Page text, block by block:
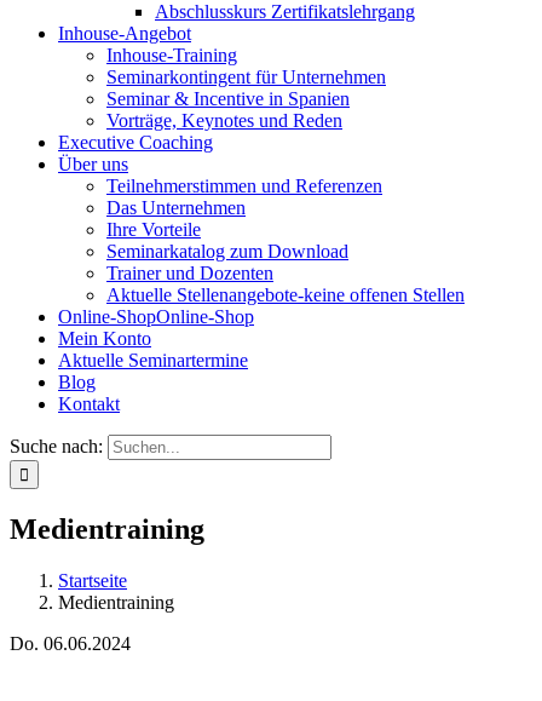
Abschlusskurs Zertifikatslehrgang
Inhouse-Angebot
Inhouse-Training
Seminarkontingent für Unternehmen
Seminar & Incentive in Spanien
Vorträge, Keynotes und Reden
Executive Coaching
Über uns
Teilnehmerstimmen und Referenzen
Das Unternehmen
Ihre Vorteile
Seminarkatalog zum Download
Trainer und Dozenten
Aktuelle Stellenangebote-keine offenen Stellen
Online-ShopOnline-Shop
Mein Konto
Aktuelle Seminartermine
Blog
Kontakt
Suche nach:
Medientraining
Startseite
Medientraining
Do. 06.06.2024